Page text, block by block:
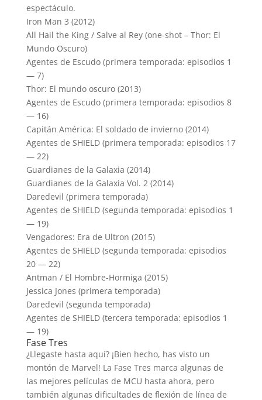
espectáculo.
Iron Man 3 (2012)
All Hail the King / Salve al Rey (one-shot – Thor: El
Mundo Oscuro)
Agentes de Escudo (primera temporada: episodios 1
— 7)
Thor: El mundo oscuro (2013)
Agentes de Escudo (primera temporada: episodios 8
— 16)
Capitán América: El soldado de invierno (2014)
Agentes de SHIELD (primera temporada: episodios 17
— 22)
Guardianes de la Galaxia (2014)
Guardianes de la Galaxia Vol. 2 (2014)
Daredevil (primera temporada)
Agentes de SHIELD (segunda temporada: episodios 1
— 19)
Vengadores: Era de Ultron (2015)
Agentes de SHIELD (segunda temporada: episodios
20 — 22)
Antman / El Hombre-Hormiga (2015)
Jessica Jones (primera temporada)
Daredevil (segunda temporada)
Agentes de SHIELD (tercera temporada: episodios 1
— 19)
Fase Tres
¿Llegaste hasta aquí? ¡Bien hecho, has visto un
montón de Marvel! La Fase Tres marca algunas de
las mejores películas de MCU hasta ahora, pero
también algunas dificultades de flexión de línea de